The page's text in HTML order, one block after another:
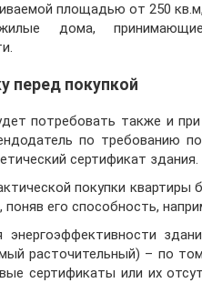
площадью от 250
жилые дома,
перед покупкой
потребовать также и
по требованию
сертификат здания.
покупки
его способность,
энергоэффективности
расточительный) – по
сертификаты или их